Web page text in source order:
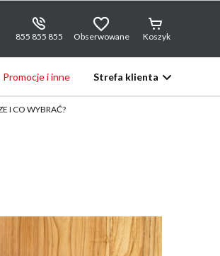
855 855 855 Obserwowane Koszyk
Promocje i inne Strefa klienta
I CO WYBRAĆ?